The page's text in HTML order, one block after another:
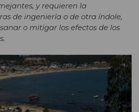
y requieren la
de ingeniería o de otra índole,
o mitigar los efectos de los